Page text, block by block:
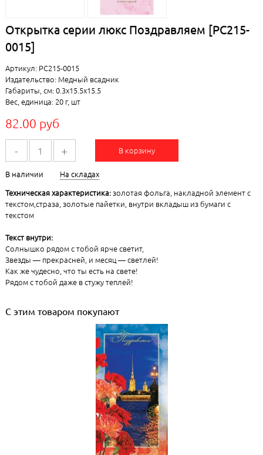
Открытка серии люкс Поздравляем [РС215-
0015]
Артикул: РС215-0015
Издательство: Медный всадник
Габариты, см: 0.3x15.5x15.5
Вес, единица: 20 г, шт
82.00 руб
- + В корзину
В наличии
На складах
Техническая характеристика:золотая фольга, накладной элемент с
текстом,страза, золотые пайетки, внутри вкладыш из бумаги с
текстом
Текст внутри:
Солнышко рядом с тобой ярче светит,
Звезды — прекрасней, и месяц — светлей!
Как же чудесно, что ты есть на свете!
Рядом с тобой даже в стужу теплей!
С этим товаром покупают